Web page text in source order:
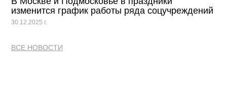
изменится график работы ряда соцучреждений
30.12.2025 г.
ВСЕ НОВОСТИ